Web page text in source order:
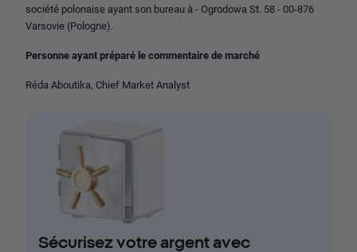
société polonaise ayant son bureau à - Ogrodowa St. 58 - 00-876
Varsovie (Pologne).
Personne ayant préparé le commentaire de marché
Réda Aboutika, Chief Market Analyst
Sécurisez votre argent avec